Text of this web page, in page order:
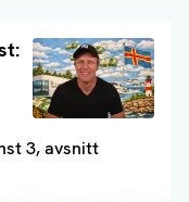
3, avsnitt